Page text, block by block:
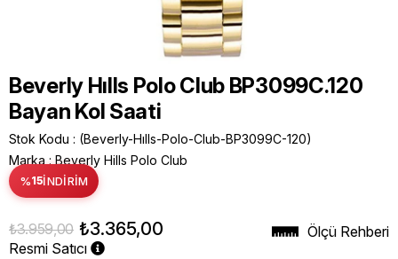
Beverly Hılls Polo Club BP3099C.120
Bayan Kol Saati
Stok Kodu
(Beverly-Hılls-Polo-Club-BP3099C-120)
Marka : Beverly Hills Polo Club
%15İNDIRIM
₺3.959,00 ₺3.365,00
Resmi Satıcı
Ölçü Rehberi